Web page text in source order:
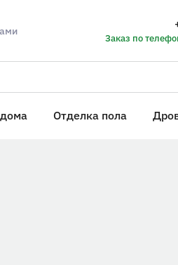
Заказ по
Отделка пола